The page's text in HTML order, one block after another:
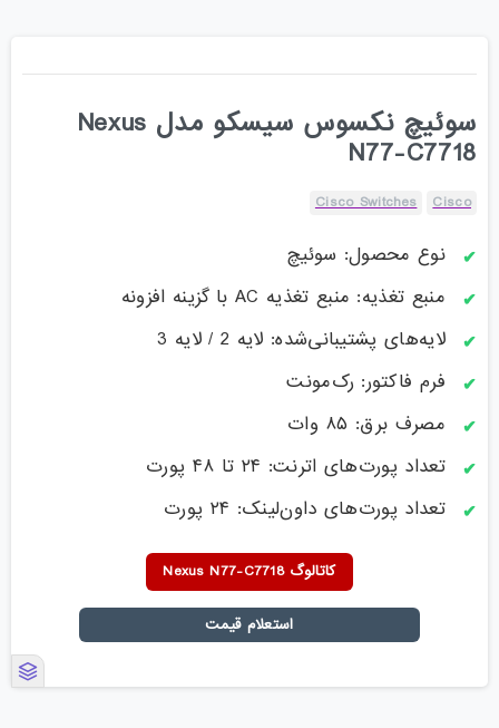
سوئیچ نکسوس سیسکو مدل Nexus
N77-C7718
Cisco
Cisco Switches
نوع محصول: سوئیچ
منبع تغذیه: منبع تغذیه AC با گزینه افزونه
لایه‌های پشتیبانی‌شده: لایه 2 / لایه 3
فرم فاکتور: رک‌مونت
مصرف برق: ۸۵ وات
تعداد پورت‌های اترنت: ۲۴ تا ۴۸ پورت
تعداد پورت‌های داون‌لینک: ۲۴ پورت
کاتالوگ Nexus N77-C7718
استعلام قیمت